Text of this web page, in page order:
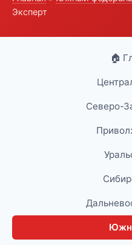
Эксперт
🏠
Северо-